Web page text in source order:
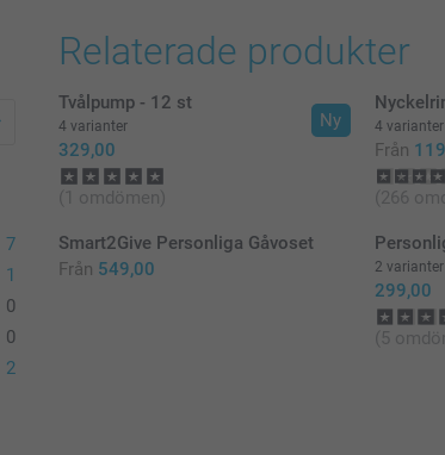
7
1
0
0
2
Relaterade produkter
Ny
Tvålpump - 12 st
4 varianter
329,00
(1 omdömen)
4 varianter
Från
(266
Smart2Give Personliga Gåvoset
Från 549,00 2 varianter
299,00
(5